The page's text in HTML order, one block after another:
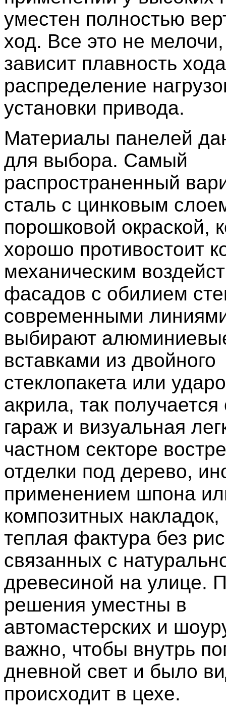
уместен полностью
ход. Все это не
зависит плавность
распределение
установки привода.
Материалы панелей
для выбора. Самый
распространенный
сталь с цинковым
порошковой окраской,
хорошо противостоит
механическим
фасадов с обилием
современными
выбирают
вставками из двойного
стеклопакета или
акрила, так
гараж и визуальная
частном секторе
отделки под дерево,
применением шпона
композитных накладок,
теплая фактура без
связанных с
древесиной на улице.
решения уместны в
автомастерских и
важно, чтобы внутрь
дневной свет и было
происходит в цехе.